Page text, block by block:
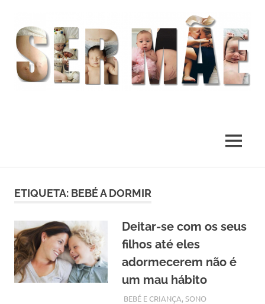
MENU
ETIQUETA: BEBÉ A DORMIR
Deitar-se com os seus
filhos até eles
adormecerem não é
um mau hábito
SETEMBRO 22, 2018
ADMIN
BEBÉ E CRIANÇA,SONO